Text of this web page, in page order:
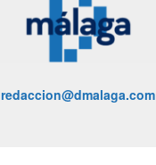
redaccion@dmalaga.com